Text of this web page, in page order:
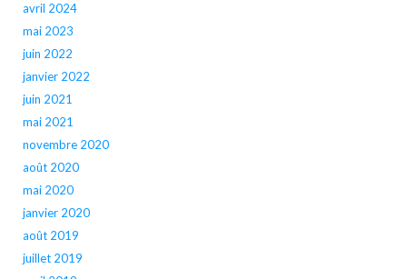
avril 2024
mai 2023
juin 2022
janvier 2022
juin 2021
mai 2021
novembre 2020
août 2020
mai 2020
janvier 2020
août 2019
juillet 2019